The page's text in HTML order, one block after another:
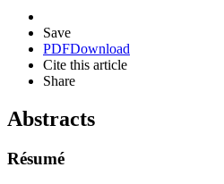
Save
PDFDownload
Cite this article
Share
Abstracts
Résumé